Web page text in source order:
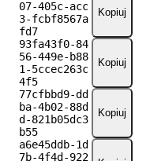
07-405c-acc
3-fcbf8567a
fd7
Kopiuj
93fa43f0-84
56-449e-b88
1-5ccec263c
4f5
Kopiuj
77cfbbd9-dd
ba-4b02-88d
d-821b05dc3
b55
Kopiuj
a6e45ddb-1d
7b-4f4d-922